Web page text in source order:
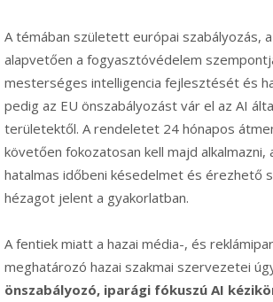
A témában született európai szabályozás,
alapvetően a fogyasztóvédelem
mesterséges intelligencia fejlesztését és
pedig az EU önszabályozást vár el az AI
területektől. A rendeletet 24 hónapos
követően fokozatosan kell majd alkalmazni,
hatalmas időbeni késedelmet és érezhető
hézagot jelent a gyakorlatban.
A fentiek miatt a hazai média-, és
meghatározó hazai szakmai szervezetei
önszabályozó, iparági fókuszú AI